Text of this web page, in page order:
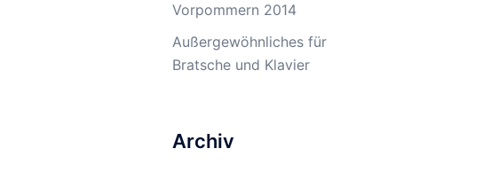
Vorpommern 2014
Außergewöhnliches für
Bratsche und Klavier
Archiv